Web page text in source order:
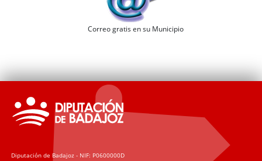
Correo gratis en su Municipio
Diputación de Badajoz - NIF: P0600000D